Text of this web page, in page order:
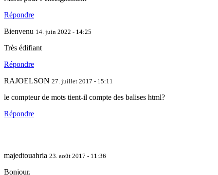
Répondre
Bienvenu 14. juin 2022 - 14:25
Très édifiant
Répondre
RAJOELSON 27. juillet 2017 - 15:11
le compteur de mots tient-il compte des balises html?
Répondre
majedtouahria 23. août 2017 - 11:36
Bonjour,